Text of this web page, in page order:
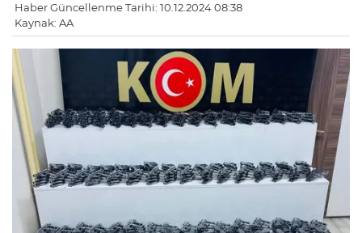
Haber Güncellenme Tarihi: 10.12.2024 08:38
Kaynak: AA